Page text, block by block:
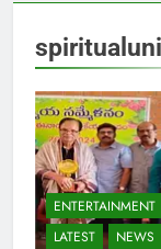
ENTERTAINMENT
LATEST
NEWS